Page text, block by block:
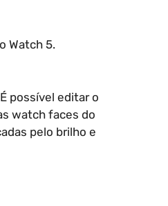
Watch 5.
possível editar o
watch faces do
pelo brilho e